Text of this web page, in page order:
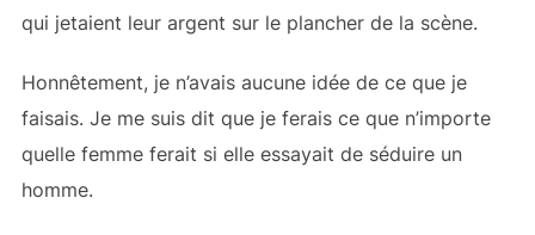
qui jetaient leur argent sur le plancher de la scène.
Honnêtement, je n’avais aucune idée de ce que je
faisais. Je me suis dit que je ferais ce que n’importe
quelle femme ferait si elle essayait de séduire un
homme.